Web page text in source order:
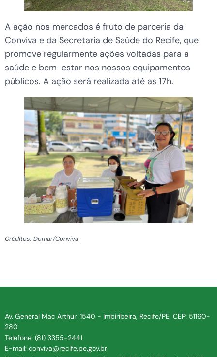
A ação nos mercados é fruto de parceria da
Conviva e da Secretaria de Saúde do Recife, que
promove regularmente ações voltadas para a
saúde e bem-estar nos nossos equipamentos
públicos. A ação será realizada até as 17h.
Créditos: Domar/Conviva
Av. General Mac Arthur, 1540 - Imbiribeira, Recife/PE, CEP: 51160-
280
Telefone: (81) 3355-2441
E-mail: conviva@recife.pe.gov.br